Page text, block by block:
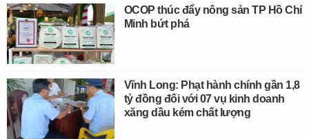
OCOP thúc đẩy nông sản TP Hồ Chí
Minh bứt phá
Vĩnh Long: Phạt hành chính gần 1,8
tỷ đồng đối với 07 vụ kinh doanh
xăng dầu kém chất lượng